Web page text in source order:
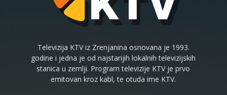
Televizija KTV iz Zrenjanina osnovana je 1993.
godine i jedna je od najstarijih lokalnih televizijskih
stanica u zemlji. Program televizije KTV je prvo
emitovan kroz kabl, te otuda ime KTV.